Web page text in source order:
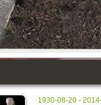
1930-08-20 -